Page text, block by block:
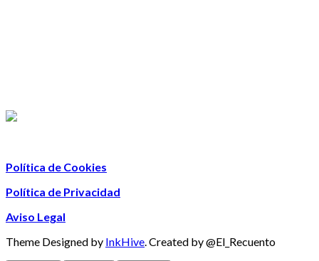
Política de Cookies
Política de Privacidad
Aviso Legal
Theme Designed by InkHive Created by @El_Recuento